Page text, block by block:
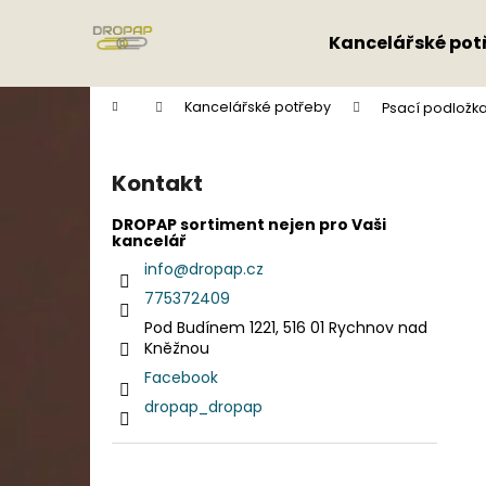
Kancelářské
Domů Kancelářské potřeby Psací podložka
Kontakt
DROPAP sortiment nejen pro Vaši
kancelář
info@dropap.cz
775372409
Pod Budínem 1221, 516 01 Rychnov nad
Kněžnou
Facebook
dropap_dropap
í
Zpět
do
Zpět
do